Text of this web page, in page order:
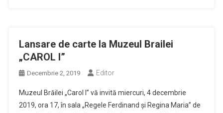
Lansare de carte la Muzeul Brailei
„CAROL I”
Decembrie 2, 2019 Editor
Muzeul Brăilei „Carol I” vă invită miercuri, 4 decembrie
2019, ora 17, în sala „Regele Ferdinand și Regina Maria” de